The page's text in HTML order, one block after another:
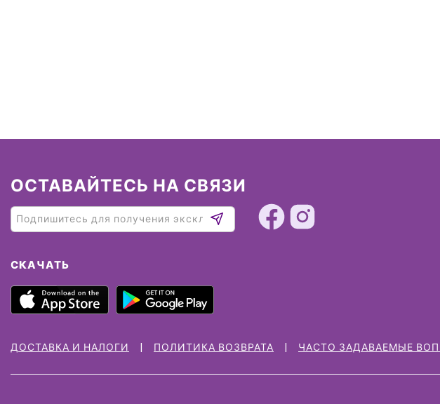
ОСТАВАЙТЕСЬ НА СВЯЗИ
СКАЧАТЬ
ДОСТАВКА И НАЛОГИ ПОЛИТИКА ВОЗВРАТА ЧАСТО ЗАДАВАЕМЫЕ